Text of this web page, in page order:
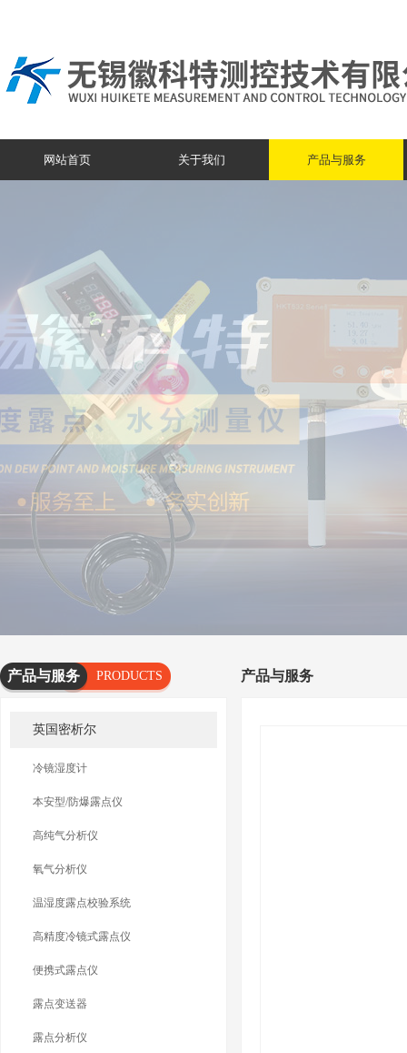
网站首页 关于我们 产品与服务
产品与服务
PRODUCTS
英国密析尔
冷镜湿度计
本安型/防爆露点仪
高纯气分析仪
氧气分析仪
温湿度露点校验系统
高精度冷镜式露点仪
便携式露点仪
露点变送器
露点分析仪
产品与服务